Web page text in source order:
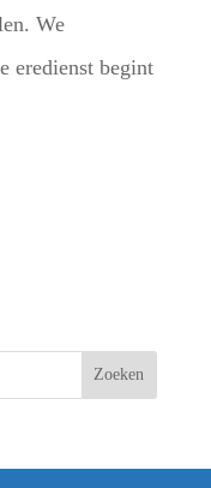
We
eredienst begint